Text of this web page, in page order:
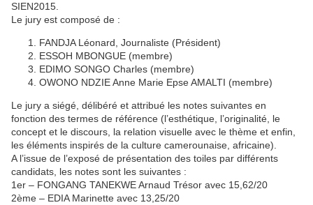
SIEN2015.
Le jury est composé de :
FANDJA Léonard, Journaliste (Président)
ESSOH MBONGUE (membre)
EDIMO SONGO Charles (membre)
OWONO NDZIE Anne Marie Epse AMALTI (membre)
Le jury a siégé, délibéré et attribué les notes suivantes en
fonction des termes de référence (l’esthétique, l’originalité, le
concept et le discours, la relation visuelle avec le thème et enfin,
les éléments inspirés de la culture camerounaise, africaine).
A l’issue de l’exposé de présentation des toiles par différents
candidats, les notes sont les suivantes :
1er – FONGANG TANEKWE Arnaud Trésor avec 15,62/20
2ème – EDIA Marinette avec 13,25/20